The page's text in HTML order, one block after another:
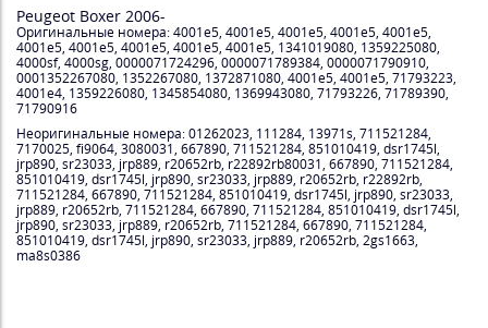
Peugeot Boxer 2006-
Оригинальные номера: 4001e5, 4001e5, 4001e5, 4001e5, 4001e5,
4001e5, 4001e5, 4001e5, 4001e5, 4001e5, 1341019080, 1359225080,
4000sf, 4000sg, 0000071724296, 0000071789384, 0000071790910,
0001352267080, 1352267080, 1372871080, 4001e5, 4001e5, 71793223,
4001e4, 1359226080, 1345854080, 1369943080, 71793226, 71789390,
71790916
Неоригинальные номера: 01262023, 111284, 13971s, 711521284,
7170025, fi9064, 3080031, 667890, 711521284, 851010419, dsr1745l,
jrp890, sr23033, jrp889, r20652rb, r22892rb80031, 667890, 711521284,
851010419, dsr1745l, jrp890, sr23033, jrp889, r20652rb, r22892rb,
711521284, 667890, 711521284, 851010419, dsr1745l, jrp890, sr23033,
jrp889, r20652rb, 711521284, 667890, 711521284, 851010419, dsr1745l,
jrp890, sr23033, jrp889, r20652rb, 711521284, 667890, 711521284,
851010419, dsr1745l, jrp890, sr23033, jrp889, r20652rb, 2gs1663,
ma8s0386